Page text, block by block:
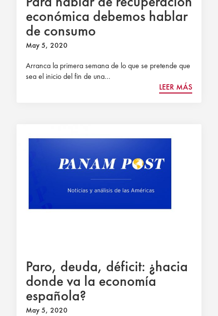
económica debemos hablar
de consumo
May 5, 2020
Arranca la primera semana de lo que se pretende que
sea el inicio del fin de una...
LEER MÁS
Paro, deuda, déficit: ¿hacia
donde va la economía
española?
May 5, 2020